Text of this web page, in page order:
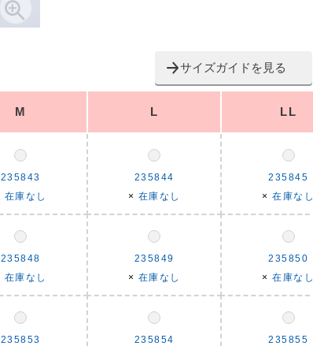
サイズガイドを見る
M L LL
235843
在庫なし
235844
× 在庫なし
235845
× 在庫なし
235848
在庫なし
235849
× 在庫なし
235850
× 在庫なし
235853
235854
235855